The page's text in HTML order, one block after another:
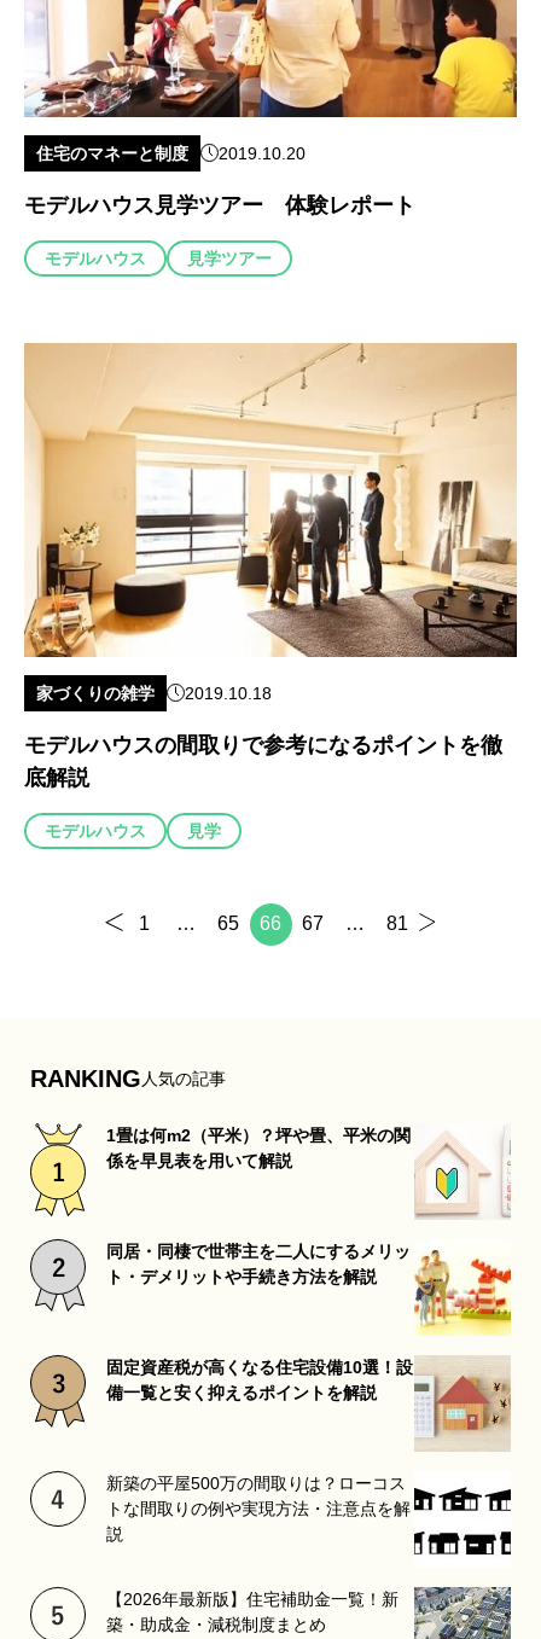
住宅のマネーと制度 2019.10.20
モデルハウス見学ツアー 体験レポート
モデルハウス 見学ツアー
家づくりの雑学 2019.10.18
モデルハウスの間取りで参考になるポイントを徹
底解説
モデルハウス 見学
1 … 65 66 67 … 81
RANKING 人気の記事
1畳は何m2（平米）？坪や畳、平米の関
係を早見表を用いて解説
同居・同棲で世帯主を二人にするメリッ
ト・デメリットや手続き方法を解説
固定資産税が高くなる住宅設備10選！設
備一覧と安く抑えるポイントを解説
新築の平屋500万の間取りは？ローコス
トな間取りの例や実現方法・注意点を解
説
【2026年最新版】住宅補助金一覧！新
築・助成金・減税制度まとめ